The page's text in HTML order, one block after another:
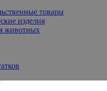
товары
изделия
животных